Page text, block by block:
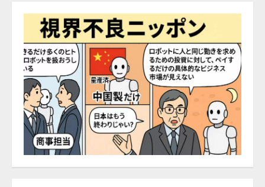
5
ZETAアライアンス、AIとIoTの共
創を推進する 「Agentic IoT Lab」
を設立
2026/08/06/11:53:44
AI駆動開発の推進に向けて
「TinhVan Technologies JSC.」と業
務提携
2026/08/06/14:54:32